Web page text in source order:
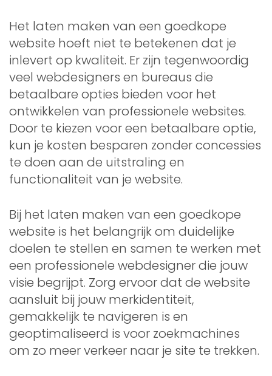
Het laten maken van een goedkope
website hoeft niet te betekenen dat je
inlevert op kwaliteit. Er zijn tegenwoordig
veel webdesigners en bureaus die
betaalbare opties bieden voor het
ontwikkelen van professionele websites.
Door te kiezen voor een betaalbare optie,
kun je kosten besparen zonder concessies
te doen aan de uitstraling en
functionaliteit van je website.
Bij het laten maken van een goedkope
website is het belangrijk om duidelijke
doelen te stellen en samen te werken met
een professionele webdesigner die jouw
visie begrijpt. Zorg ervoor dat de website
aansluit bij jouw merkidentiteit,
gemakkelijk te navigeren is en
geoptimaliseerd is voor zoekmachines
om zo meer verkeer naar je site te trekken.